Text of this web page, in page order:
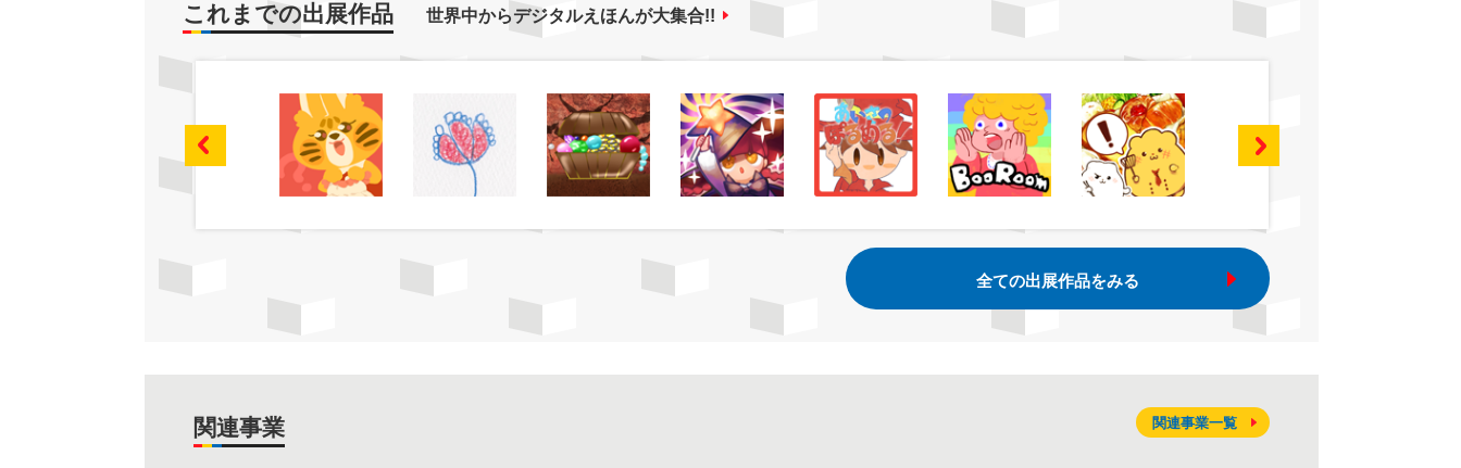
これまでの出展作品 世界中からデジタルえほんが大集合!!
全ての出展作品をみる
関連事業 関連事業一覧